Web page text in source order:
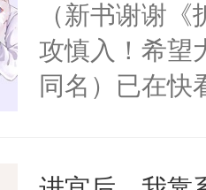
（新书谢谢
攻慎入！希望
同名）已在快